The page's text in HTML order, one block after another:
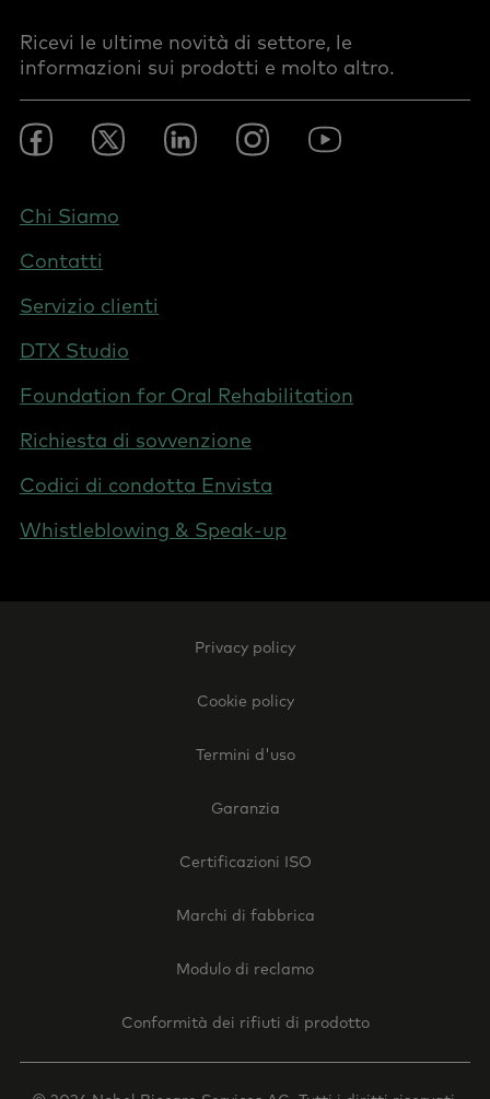
Ricevi le ultime novità di settore, le
informazioni sui prodotti e molto altro.
Footer
Social
Italy
FacebookTwitter LinkedInInstagramYouTube
Footer
Italy
Chi Siamo
Contatti
Servizio clienti
DTX Studio
Foundation for Oral Rehabilitation
Richiesta di sovvenzione
Codici di condotta Envista
Whistleblowing & Speak-up
Privacy policy
Cookie policy
Termini d'uso
Garanzia
Certificazioni ISO
Marchi di fabbrica
Modulo di reclamo
Conformità dei rifiuti di prodotto